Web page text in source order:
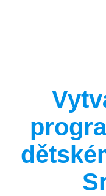
Dlouhodobé
Školení
Stáže
Členství pro
FAQ
FAQ
Jako
Jako